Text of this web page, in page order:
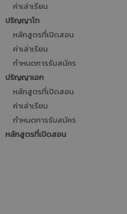
ค่าเล่าเรียน
ปริญญาโท
หลักสูตรที่เปิดสอน
ค่าเล่าเรียน
กำหนดการรับสมัคร
ปริญญาเอก
หลักสูตรที่เปิดสอน
ค่าเล่าเรียน
กำหนดการรับสมัคร
หลักสูตรที่เปิดสอน